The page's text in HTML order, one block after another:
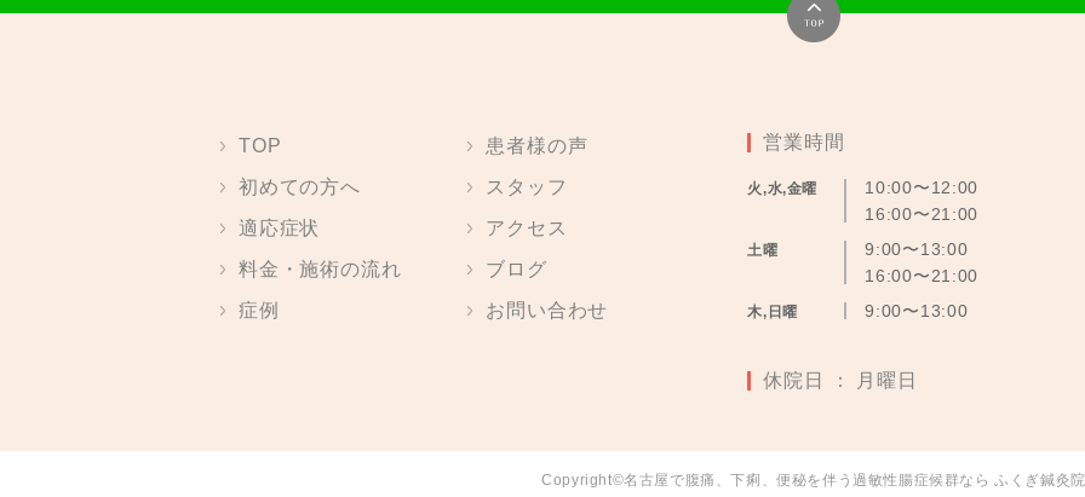
TOP
初めての方へ
適応症状
料金・施術の流れ
症例
患者様の声
スタッフ
アクセス
ブログ
お問い合わせ
営業時間
火,水,金曜
10:00〜12:00
16:00〜21:00
土曜
9:00〜13:00
16:00〜21:00
木,日曜 9:00〜13:00
休院日 ： 月曜日
Copyright©名古屋で腹痛、下痢、便秘を伴う過敏性腸症候群なら ふくぎ鍼灸院